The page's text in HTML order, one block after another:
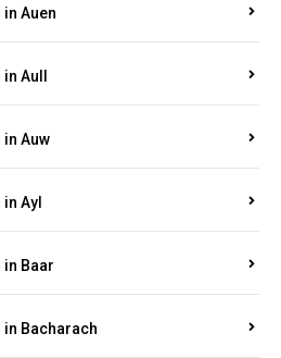
in Auen
Aull
in Auw
Ayl
in Baar
in Bacharach